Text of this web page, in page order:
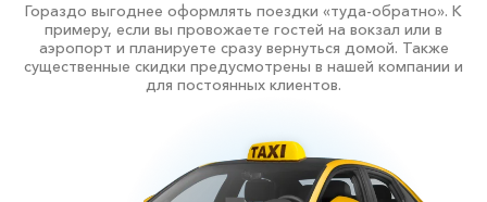
Гораздо выгоднее оформлять поездки «туда-обратно». К
примеру, если вы провожаете гостей на вокзал или в
аэропорт и планируете сразу вернуться домой. Также
существенные скидки предусмотрены в нашей компании и
для постоянных клиентов.